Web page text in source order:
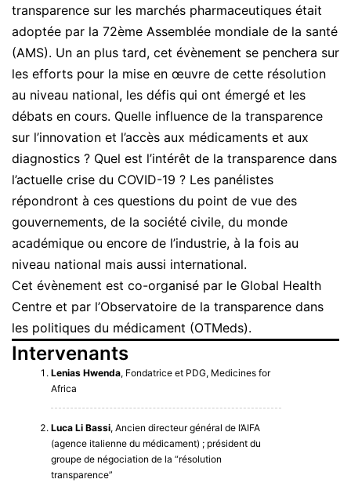
transparence sur les marchés pharmaceutiques était
adoptée par la 72ème Assemblée mondiale de la santé
(AMS). Un an plus tard, cet évènement se penchera sur
les efforts pour la mise en œuvre de cette résolution
au niveau national, les défis qui ont émergé et les
débats en cours. Quelle influence de la transparence
sur l’innovation et l’accès aux médicaments et aux
diagnostics ? Quel est l’intérêt de la transparence dans
l’actuelle crise du COVID-19 ? Les panélistes
répondront à ces questions du point de vue des
gouvernements, de la société civile, du monde
académique ou encore de l’industrie, à la fois au
niveau national mais aussi international.
Cet évènement est co-organisé par le Global Health
Centre et par l’Observatoire de la transparence dans
les politiques du médicament (OTMeds).
Intervenants
Lenias Hwenda, Fondatrice et PDG, Medicines for
Africa
Luca Li Bassi, Ancien directeur général de l’AIFA
(agence italienne du médicament) ; président du
groupe de négociation de la “résolution
transparence”